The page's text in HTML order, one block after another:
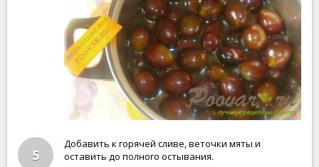
5
Добавить к горячей сливе, веточки мяты и
оставить до полного остывания.